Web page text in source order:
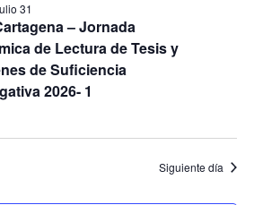
– Jornada
de Lectura de Tesis y
de Suficiencia
2026- 1
31
Siguiente día